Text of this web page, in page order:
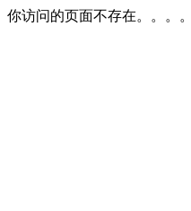
你访问的页面不存在。。。。